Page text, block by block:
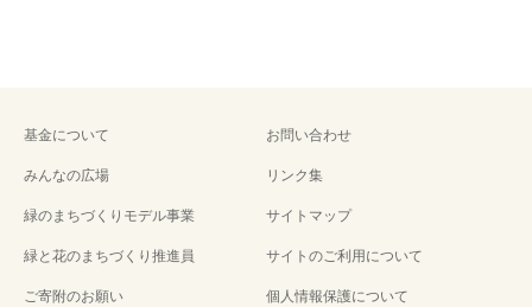
基金について
みんなの広場
緑のまちづくりモデル事業
緑と花のまちづくり推進員
ご寄附のお願い
お問い合わせ
リンク集
サイトマップ
サイトのご利用について
個人情報保護について